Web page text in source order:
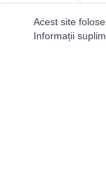
Acest site
Informații